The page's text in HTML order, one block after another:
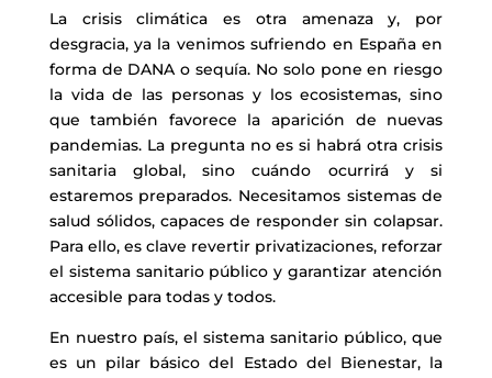
La crisis climática es otra amenaza y, por
desgracia, ya la venimos sufriendo en España en
forma de DANA o sequía. No solo pone en riesgo
la vida de las personas y los ecosistemas, sino
que también favorece la aparición de nuevas
pandemias. La pregunta no es si habrá otra crisis
sanitaria global, sino cuándo ocurrirá y si
estaremos preparados. Necesitamos sistemas de
salud sólidos, capaces de responder sin colapsar.
Para ello, es clave revertir privatizaciones, reforzar
el sistema sanitario público y garantizar atención
accesible para todas y todos.
En nuestro país, el sistema sanitario público, que
es un pilar básico del Estado del Bienestar, la